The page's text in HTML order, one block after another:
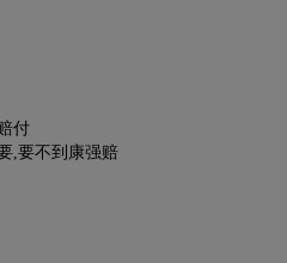
付
,要不到康强赔